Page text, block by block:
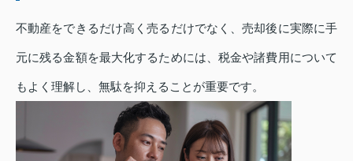
不動産をできるだけ高く売るだけでなく、売却後に実際に手
元に残る金額を最大化するためには、税金や諸費用について
もよく理解し、無駄を抑えることが重要です。